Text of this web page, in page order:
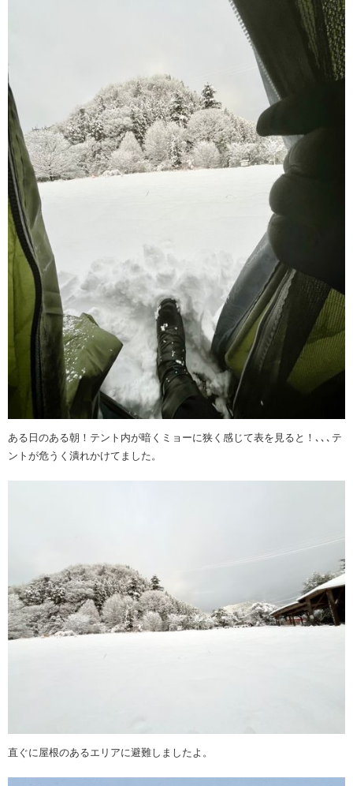
ある日のある朝！テント内が暗くミョーに狭く感じて表を見ると！､､､テ
ントが危うく潰れかけてました。
直ぐに屋根のあるエリアに避難しましたよ。